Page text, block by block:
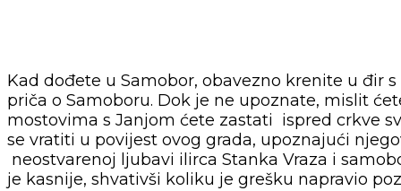
Kad dođete u Samobor, obavezno krenite u đir
priča o Samoboru. Dok je ne upoznate, mislit
mostovima s Janjom ćete zastati ispred crkve
se vratiti u povijest ovog grada, upoznajući
neostvarenoj ljubavi ilirca Stanka Vraza i
je kasnije, shvativši koliku je grešku napravio